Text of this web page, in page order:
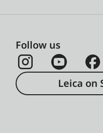
Follow us
Leica on